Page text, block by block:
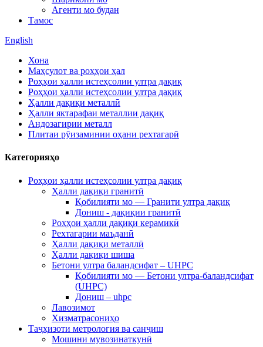
Агенти мо будан
Тамос
English
Хона
Маҳсулот ва роҳҳои ҳал
Роҳҳои ҳалли истеҳсолии ултра дақиқ
Роҳҳои ҳалли истеҳсолии ултра дақиқ
Ҳалли дақиқи металлӣ
Ҳалли яктарафаи металлии дақиқ
Андозагирии металл
Плитаи рӯизаминии оҳани рехтагарӣ
Категорияҳо
Роҳҳои ҳалли истеҳсолии ултра дақиқ
Ҳалли дақиқи гранитӣ
Қобилияти мо — Гранити ултра дақиқ
Дониш - дақиқии гранитӣ
Роҳҳои ҳалли дақиқи керамикӣ
Рехтагарии маъданӣ
Ҳалли дақиқи металлӣ
Ҳалли дақиқи шиша
Бетони ултра баландсифат – UHPC
Қобилияти мо — Бетони ултра-баландсифат
(UHPC)
Дониш – uhpc
Лавозимот
Хизматрасониҳо
Таҷҳизоти метрология ва санҷиш
Мошини мувозинаткунӣ